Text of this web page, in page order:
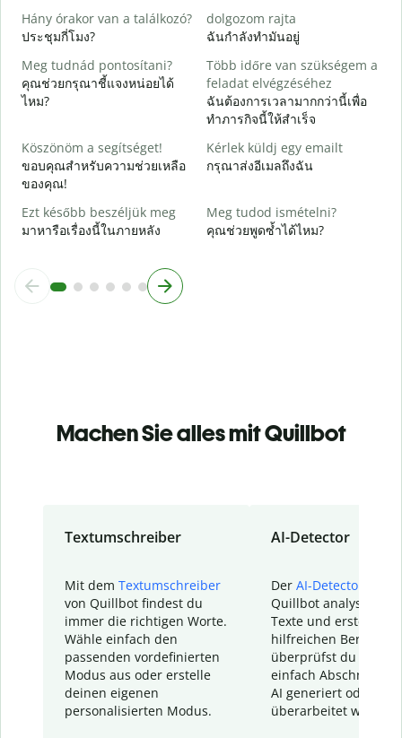
Hány órakor van a találkozó?
ประชุมกี่โมง?
dolgozom rajta
ฉันกำลังทำมันอยู่
Meg tudnád pontosítani?
คุณช่วยกรุณาชี้แจงหน่อยได้
ไหม?
Több időre van szükségem a
feladat elvégzéséhez
ฉันต้องการเวลามากกว่านี้เพื่อ
ทำภารกิจนี้ให้สำเร็จ
Köszönöm a segítséget!
ขอบคุณสำหรับความช่วยเหลือ
ของคุณ!
Kérlek küldj egy emailt
กรุณาส่งอีเมลถึงฉัน
Ezt később beszéljük meg
มาหารือเรื่องนี้ในภายหลัง
Meg tudod ismételni?
คุณช่วยพูดซ้ำได้ไหม?
Machen Sie alles mit Quillbot
Textumschreiber
Mit dem Textumschreiber
von Quillbot findest du
immer die richtigen Worte.
Wähle einfach den
passenden vordefinierten
Modus aus oder erstelle
deinen eigenen
personalisierten Modus.
AI-Detector
Der AI-Detector
Quillbot analysiert
Texte und erstellt
hilfreichen Bericht.
überprüfst du
einfach Abschnitte,
AI generiert oder
überarbeitet wurden.